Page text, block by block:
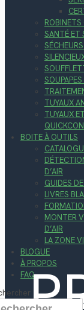
SANTÉ ET
TUYAUX
TUYAUX ET
BOITE À OUTILS
D’AIR
GUIDES
LIVRES
MONTER
D’AIR
LA ZONE
BLOGUE
À PROPOS
FAQ